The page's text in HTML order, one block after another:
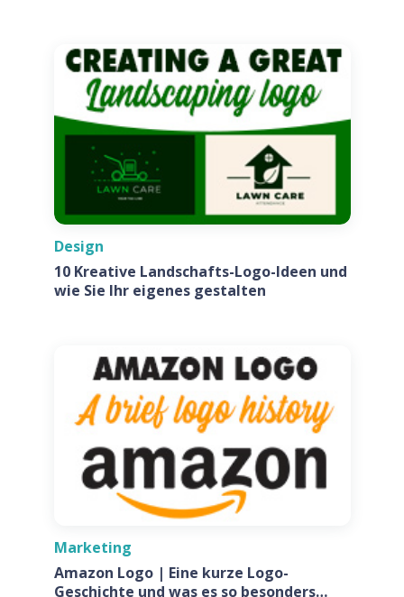
Design
10 Kreative Landschafts-Logo-Ideen und
wie Sie Ihr eigenes gestalten
Marketing
Amazon Logo | Eine kurze Logo-
Geschichte und was es so besonders